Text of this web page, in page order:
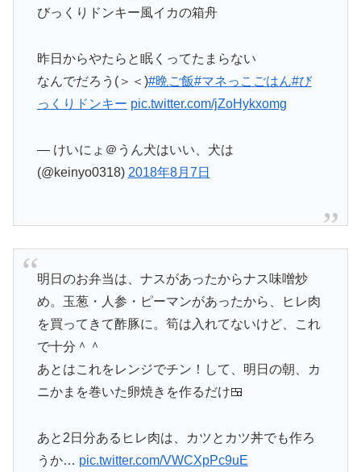
びっくりドンキー風イカの箱舟
昨日からやたらと眠くってたまらない
なんでだろう(＞＜)#晩ご飯#マネっこごはん#び
っくりドンキー pic.twitter.com/jZoHykxomg
— けいにょ＠うん犬はいい、犬は
(@keinyo0318) 2018年8月7日
明日のお弁当は、ナスがあったからナス味噌炒
め。玉葱・人参・ピーマンがあったから、ヒレ肉
を買ってきて酢豚に。筍は入れてないけど、これ
で十分＾＾
あとはこれをレンジでチン！して、明日の朝、カ
ニかまを巻いた卵焼きを作るだけ🍱
あと2日分あるヒレ肉は、カツとカツ丼でも作ろ
うか… pic.twitter.com/VWCXpPc9uE